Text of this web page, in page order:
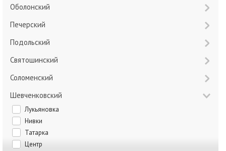
Оболонский
Печерский
Подольский
Святошинский
Соломенский
Шевченковский
Лукьяновка
Нивки
Татарка
Центр